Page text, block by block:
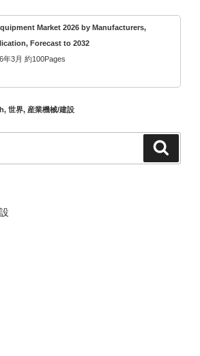
Market 2026 by Manufacturers,
Forecast to 2032
年3月 約100Pages
, 世界, 産業機械/建設